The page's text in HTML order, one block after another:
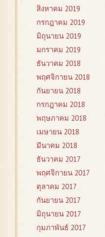
สิงหาคม 2019
กรกฎาคม 2019
มิถุนายน 2019
มกราคม 2019
ธันวาคม 2018
พฤศจิกายน 2018
กันยายน 2018
กรกฎาคม 2018
พฤษภาคม 2018
เมษายน 2018
มีนาคม 2018
ธันวาคม 2017
พฤศจิกายน 2017
ตุลาคม 2017
กันยายน 2017
มิถุนายน 2017
กุมภาพันธ์ 2017